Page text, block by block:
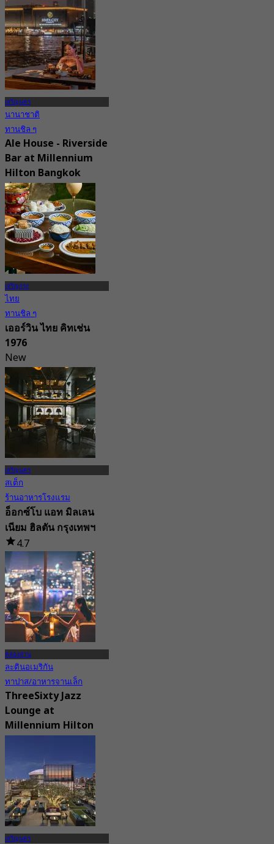
จาก฿ 899
เจริญนคร
นานาชาติ
ทานชิล ๆ
Ale House - Riverside
Bar at Millennium
Hilton Bangkok
5.0
140 การจอง
จาก฿ 699
เจริญกรุง
ไทย
ทานชิล ๆ
เออร์วิน ไทย คิทเช่น
1976
New
จาก฿ 472.5
เจริญนคร
สเต็ก
ร้านอาหารโรงแรม
อ็อกซ์โบ แอท มิลเลน
เนียม ฮิลตัน กรุงเทพฯ
4.7
367 การจอง
จาก฿ 500
คลองสาน
ละตินอเมริกัน
ทาปาส/อาหารจานเล็ก
ThreeSixty Jazz
Lounge at
Millennium Hilton
Bangkok
1.3K การจอง
จาก฿ 899
เจริญนคร